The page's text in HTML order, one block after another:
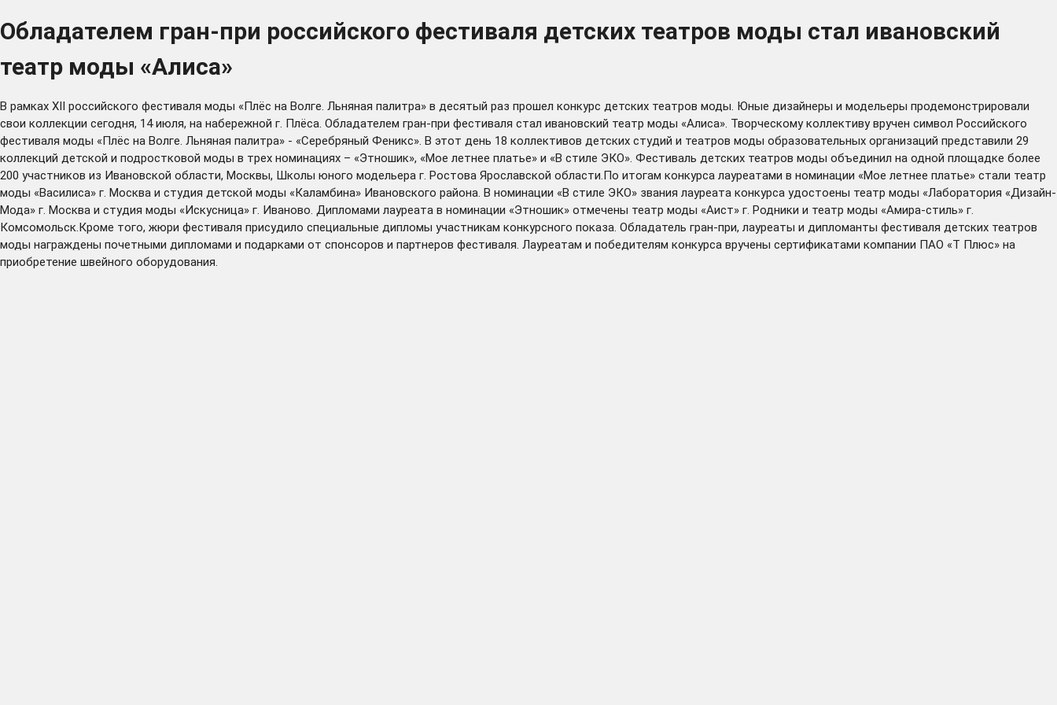
Обладателем гран-при российского фестиваля детских театров моды стал ивановский
театр моды «Алиса»
В рамках XII российского фестиваля моды «Плёс на Волге. Льняная палитра» в десятый раз прошел конкурс детских театров моды. Юные дизайнеры и модельеры продемонстрировали
свои коллекции сегодня, 14 июля, на набережной г. Плёса. Обладателем гран-при фестиваля стал ивановский театр моды «Алиса». Творческому коллективу вручен символ Российского
фестиваля моды «Плёс на Волге. Льняная палитра» - «Серебряный Феникс». В этот день 18 коллективов детских студий и театров моды образовательных организаций представили 29
коллекций детской и подростковой моды в трех номинациях – «Этношик», «Мое летнее платье» и «В стиле ЭКО». Фестиваль детских театров моды объединил на одной площадке более
200 участников из Ивановской области, Москвы, Школы юного модельера г. Ростова Ярославской области.По итогам конкурса лауреатами в номинации «Мое летнее платье» стали театр
моды «Василиса» г. Москва и студия детской моды «Каламбина» Ивановского района. В номинации «В стиле ЭКО» звания лауреата конкурса удостоены театр моды «Лаборатория «Дизайн-
Мода» г. Москва и студия моды «Искусница» г. Иваново. Дипломами лауреата в номинации «Этношик» отмечены театр моды «Аист» г. Родники и театр моды «Амира-стиль» г.
Комсомольск.Кроме того, жюри фестиваля присудило специальные дипломы участникам конкурсного показа. Обладатель гран-при, лауреаты и дипломанты фестиваля детских театров
моды награждены почетными дипломами и подарками от спонсоров и партнеров фестиваля. Лауреатам и победителям конкурса вручены сертификатами компании ПАО «Т Плюс» на
приобретение швейного оборудования.